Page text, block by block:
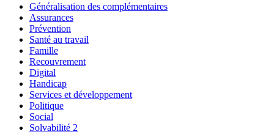
Généralisation des complémentaires
Assurances
Prévention
Santé au travail
Famille
Recouvrement
Digital
Handicap
Services et développement
Politique
Social
Solvabilité 2